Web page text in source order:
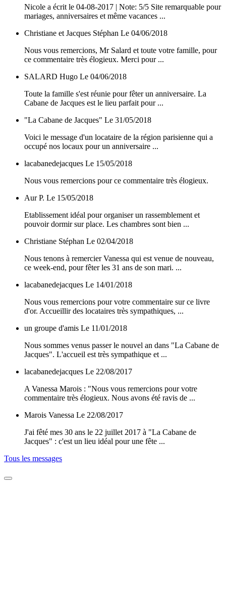
Nicole a écrit le 04-08-2017 | Note: 5/5 Site remarquable pour
mariages, anniversaires et même vacances ...
Christiane et Jacques Stéphan Le 04/06/2018
Nous vous remercions, Mr Salard et toute votre famille, pour
ce commentaire très élogieux. Merci pour ...
SALARD Hugo Le 04/06/2018
Toute la famille s'est réunie pour fêter un anniversaire. La
Cabane de Jacques est le lieu parfait pour ...
"La Cabane de Jacques" Le 31/05/2018
Voici le message d'un locataire de la région parisienne qui a
occupé nos locaux pour un anniversaire ...
lacabanedejacques Le 15/05/2018
Nous vous remercions pour ce commentaire très élogieux.
Aur P. Le 15/05/2018
Etablissement idéal pour organiser un rassemblement et
pouvoir dormir sur place. Les chambres sont bien ...
Christiane Stéphan Le 02/04/2018
Nous tenons à remercier Vanessa qui est venue de nouveau,
ce week-end, pour fêter les 31 ans de son mari. ...
lacabanedejacques Le 14/01/2018
Nous vous remercions pour votre commentaire sur ce livre
d'or. Accueillir des locataires très sympathiques, ...
un groupe d'amis Le 11/01/2018
Nous sommes venus passer le nouvel an dans "La Cabane de
Jacques". L'accueil est très sympathique et ...
lacabanedejacques Le 22/08/2017
A Vanessa Marois : "Nous vous remercions pour votre
commentaire très élogieux. Nous avons été ravis de ...
Marois Vanessa Le 22/08/2017
J'ai fêté mes 30 ans le 22 juillet 2017 à "La Cabane de
Jacques" : c'est un lieu idéal pour une fête ...
Tous les messages